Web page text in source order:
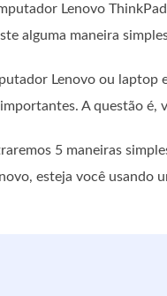
Lenovo
alguma maneira
Lenovo ou
A questão é,
5 maneiras
esteja você usando